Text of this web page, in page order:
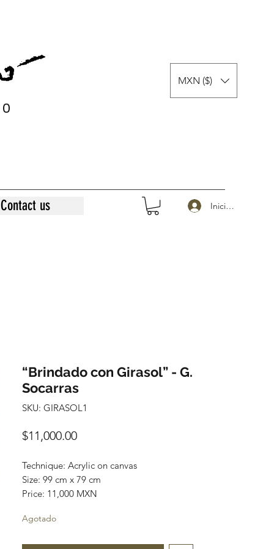
0
MXN ($)
Contact us Iniciar sesión
“Brindado con Girasol” - G.
Socarras
SKU: GIRASOL1
$11,000.00Precio
Technique: Acrylic on canvas
Size: 99 cm x 79 cm
Price: 11,000 MXN
Agotado